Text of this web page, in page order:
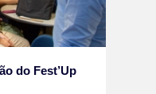
do Fest’Up